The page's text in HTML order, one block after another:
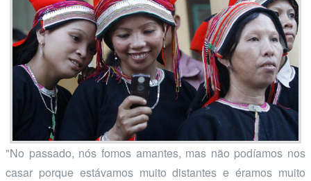
"No passado, nós fomos amantes, mas não podíamos nos
casar porque estávamos muito distantes e éramos muito